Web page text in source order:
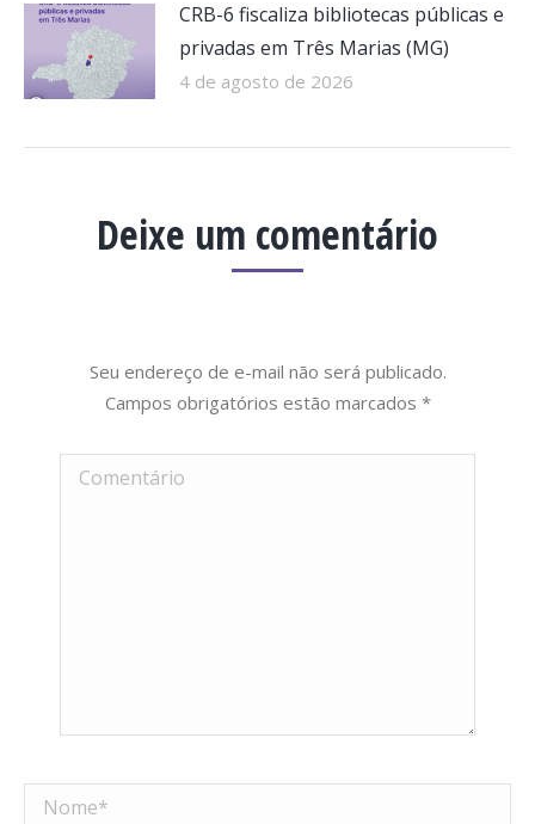
CRB-6 fiscaliza bibliotecas públicas e
privadas em Três Marias (MG)
4 de agosto de 2026
Deixe um comentário
Seu endereço de e-mail não será publicado.
Campos obrigatórios estão marcados *
Comentário
Nome *